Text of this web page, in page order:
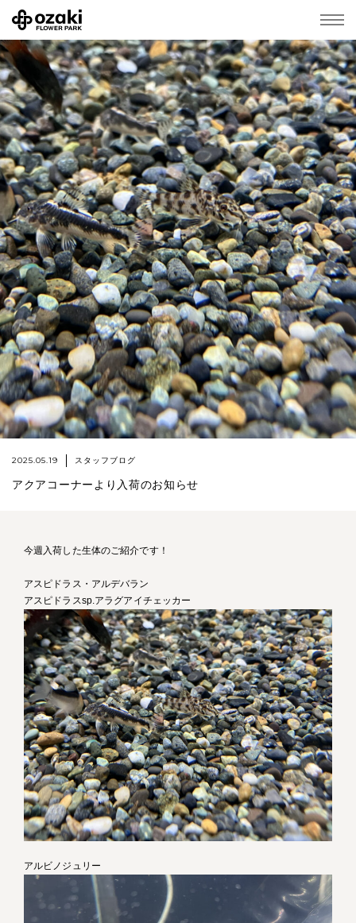
2025.05.19 スタッフブログ
アクアコーナーより入荷のお知らせ
今週入荷した生体のご紹介です！
アスピドラス・アルデバラン
アスピドラスsp.アラグアイチェッカー
アルビノジュリー